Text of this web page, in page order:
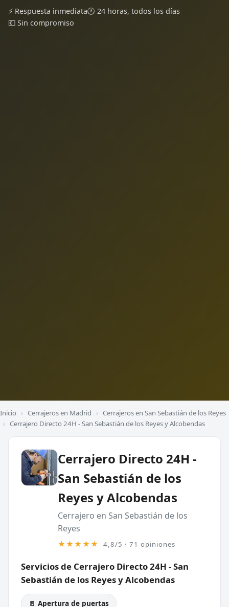
⚡ Respuesta inmediata🕐 24 horas, todos los días
💶 Sin compromiso
Inicio › Cerrajeros en Madrid › Cerrajeros en San Sebastián de los Reyes
› Cerrajero Directo 24H - San Sebastián de los Reyes y Alcobendas
Cerrajero Directo 24H -
San Sebastián de los
Reyes y Alcobendas
Cerrajero en San Sebastián de los
Reyes
★★★★★ 4,8/5 · 71 opiniones
Servicios de Cerrajero Directo 24H - San
Sebastián de los Reyes y Alcobendas
🚪 Apertura de puertas